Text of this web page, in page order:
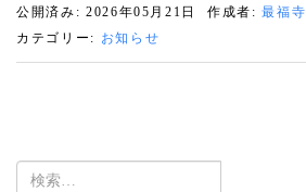
公開済み: 2026年05月21日 作成者:最福寺
カテゴリー: お知らせ
検